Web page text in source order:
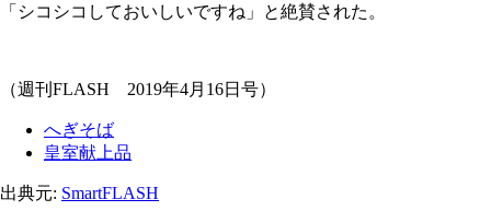
「シコシコしておいしいですね」と絶賛された。
（週刊FLASH 2019年4月16日号）
へぎそば
皇室献上品
出典元: SmartFLASH